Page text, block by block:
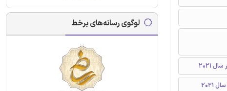
لوگوی رسانه‌های برخط